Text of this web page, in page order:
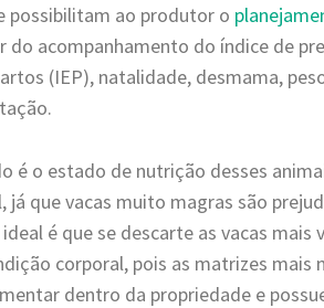
possibilitam ao produtor o
do acompanhamento do índice de
(IEP), natalidade, desmama,
é o estado de nutrição desses
já que vacas muito magras são
é que se descarte as vacas mais
corporal, pois as matrizes mais
dentro da propriedade e